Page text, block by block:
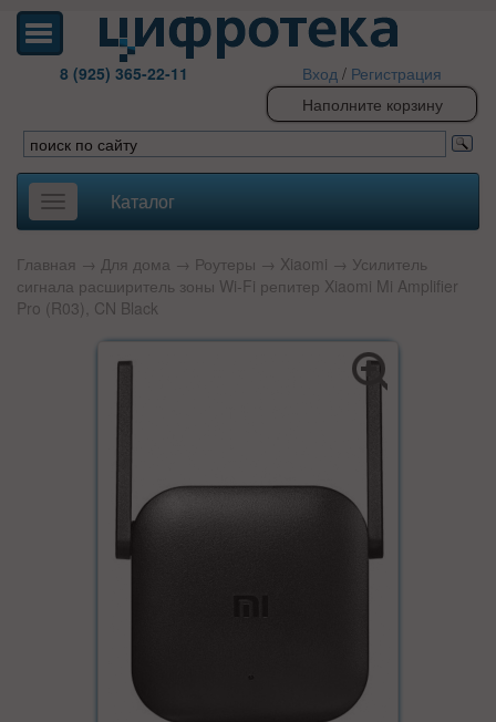
8 (925) 365-22-11 Вход / Регистрация
Наполните корзину
Toggle
navigation
Каталог
Главная → Для дома → Роутеры → Xiaomi → Усилитель
сигнала расширитель зоны Wi-Fi репитер Xiaomi Mi Amplifier
Pro (R03), CN Black